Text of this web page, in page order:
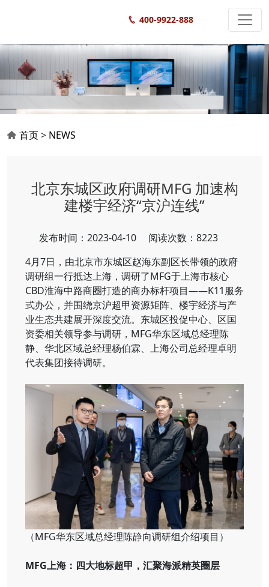
400-9922-888
首页> NEWS
北京东城区政府调研MFG 加速构
建楼宇经济“京沪连线”
发布时间：2023-04-10
阅读次数：8223
4月7日，由北京市东城区赵海东副区长带领的政府
调研组一行抵达上海，调研了MFG于上海市核心
CBD淮海中路商圈打造的商办标杆项目——K11服务
式办公，并围绕京沪超甲资源矩阵、楼宇经济与产
业生态共建展开深度交流。东城区投促中心、区国
资委相关领导参与调研，MFG华东区域总经理陈
静、华北区域总经理杨伯霖、上海公司总经理卓明
代表集团接待调研。
（MFG华东区域总经理陈静向调研组介绍项目）
MFG上海：四大地标超甲，汇聚海派精英圈层